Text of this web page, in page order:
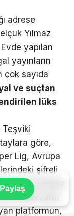
adrese
Yılmaz
yapılan
yayınların
çok sayıda
ve suçtan
lüks
Teşviki
göre,
Lig, Avrupa
şifreli
kuruluşlar
maddi zarar
platformun,